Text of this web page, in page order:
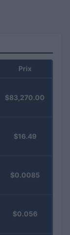
Prix
$83,270.00
$16.49
$0.0085
$0.056